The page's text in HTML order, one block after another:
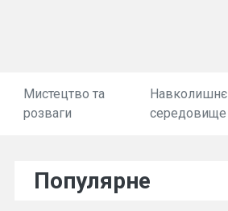
Мистецтво та
розваги
Навколишнє
середовище
Популярне